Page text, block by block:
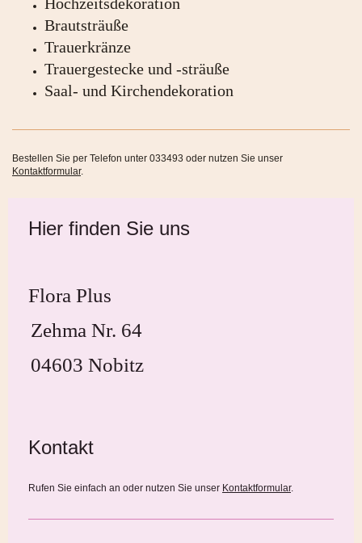
Brautsträuße
Trauerkränze
Trauergestecke und -sträuße
Saal- und Kirchendekoration
Bestellen Sie per Telefon unter 033493 oder nutzen Sie unser
Kontaktformular.
Hier finden Sie uns
Flora Plus
Zehma Nr. 64
04603 Nobitz
Kontakt
Rufen Sie einfach an oder nutzen Sie unser Kontaktformular.